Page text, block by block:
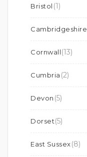
Bristol (1)
Cambridgeshire
Cornwall(13)
Cumbria (2)
Devon (5)
Dorset(5)
East Sussex(8)